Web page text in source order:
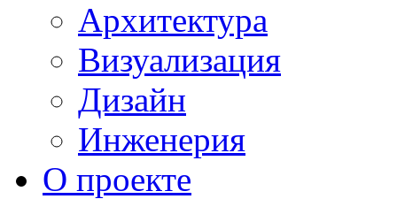
Архитектура
Визуализация
Дизайн
Инженерия
О проекте